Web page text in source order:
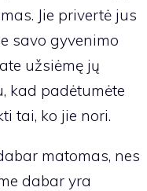
Jie privertė jus
savo gyvenimo
užsiėmę jų
kad padėtumėte
tai, ko jie nori.
matomas, nes
dabar yra